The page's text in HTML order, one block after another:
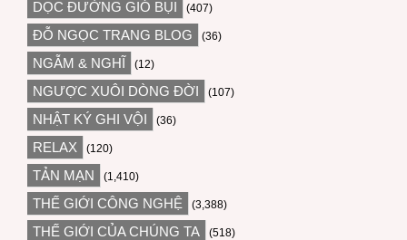
DỌC ĐƯỜNG GIÓ BỤI (407)
ĐỖ NGỌC TRANG BLOG (36)
NGẪM & NGHĨ (12)
NGƯỢC XUÔI DÒNG ĐỜI (107)
NHẬT KÝ GHI VỘI (36)
RELAX (120)
TẢN MẠN (1,410)
THẾ GIỚI CÔNG NGHỆ (3,388)
THẾ GIỚI CỦA CHÚNG TA (518)